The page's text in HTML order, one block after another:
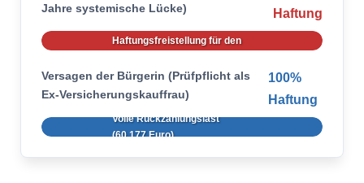
Jahre systemische Lücke)
Haftung
Haftungsfreistellung für den
Versagen der Bürgerin (Prüfpflicht als
Ex-Versicherungskauffrau)
100%
Haftung
Volle Rückzahlungslast
(60.177 Euro)